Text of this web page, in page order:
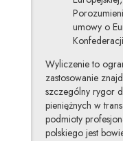
umowy o
Wyliczenie to
zastosowanie
szczególny rygor
pieniężnych w
podmioty
polskiego jest